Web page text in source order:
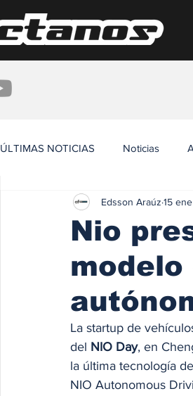
ÚLTIMAS NOTICIAS Noticias
Nio
Edsson Araúz 15
La startup de
del NIO Day, en
la última tecnología
NIO Autonomous